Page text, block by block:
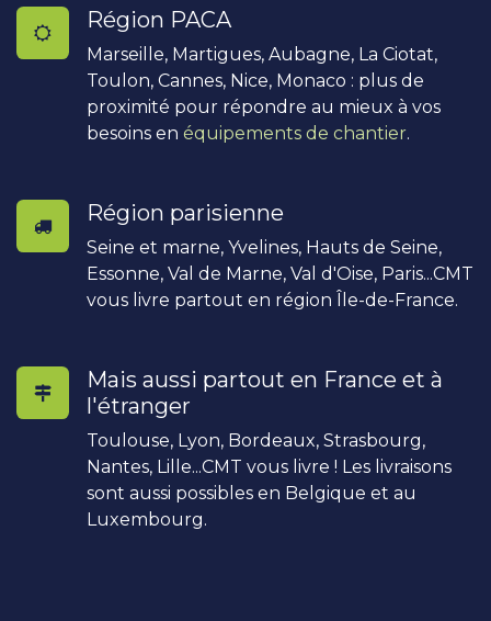
Région PACA
Marseille, Martigues, Aubagne, La Ciotat,
Toulon, Cannes, Nice, Monaco : plus de
proximité pour répondre au mieux à vos
besoins en équipements de chantier.
Région parisienne
Seine et marne, Yvelines, Hauts de Seine,
Essonne, Val de Marne, Val d'Oise, Paris...CMT
vous livre partout en région Île-de-France.
Mais aussi partout en France et à
l'étranger
Toulouse, Lyon, Bordeaux, Strasbourg,
Nantes, Lille...CMT vous livre ! Les livraisons
sont aussi possibles en Belgique et au
Luxembourg.